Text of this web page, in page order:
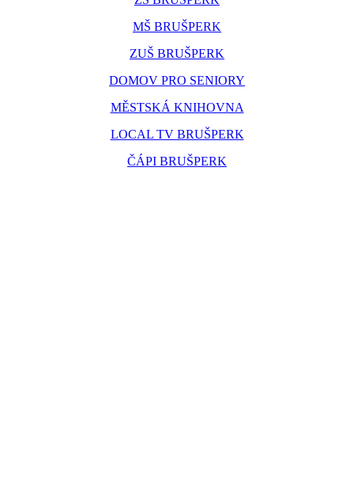
MŠ BRUŠPERK
ZUŠ BRUŠPERK
DOMOV PRO SENIORY
MĚSTSKÁ KNIHOVNA
LOCAL TV BRUŠPERK
ČÁPI BRUŠPERK